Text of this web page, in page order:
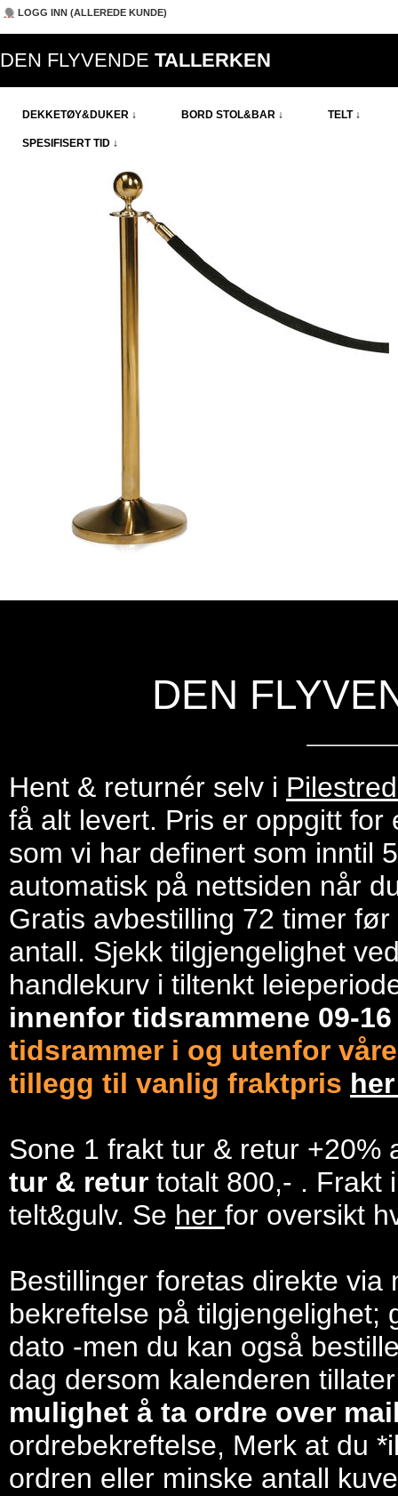
LOGG INN (ALLEREDE KUNDE)
DEN FLYVENDE TALLERKEN
DEKKETØY&DUKER ↓ BORD STOL&BAR ↓ TELT ↓
SPESIFISERT TID ↓
DEN
Hent & returnér selv i
få alt levert. Pris er oppgitt
som vi har definert som inntil
automatisk på nettsiden når
Gratis avbestilling 72 timer
antall. Sjekk tilgjengelighet
handlekurv i tiltenkt
innenfor tidsrammene 09-
tidsrammer i og utenfor
tillegg til vanlig fraktpris
Sone 1 frakt tur & retur +20%
tur & retur totalt 800,- . Frakt
telt&gulv. Se her for oversikt
Bestillinger foretas direkte
bekreftelse på tilgjengelighet;
dato -men du kan også
dag dersom kalenderen
mulighet å ta ordre over
ordrebekreftelse, Merk at du
ordren eller minske antall